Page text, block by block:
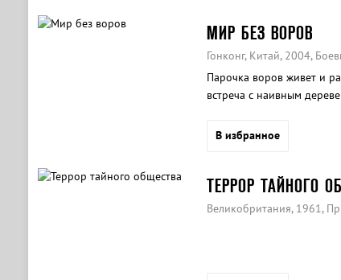
МИР БЕЗ ВОРОВ
Гонконг, Китай, 2004,
Парочка воров живет и
встреча с наивным
В избранное
ТЕРРОР ТАЙНОГО
Великобритания, 1961,